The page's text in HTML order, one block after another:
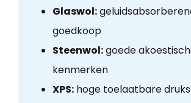
Glaswol:
goedkoop
Steenwol:goede
kenmerken
XPS:hoge toelaatbare